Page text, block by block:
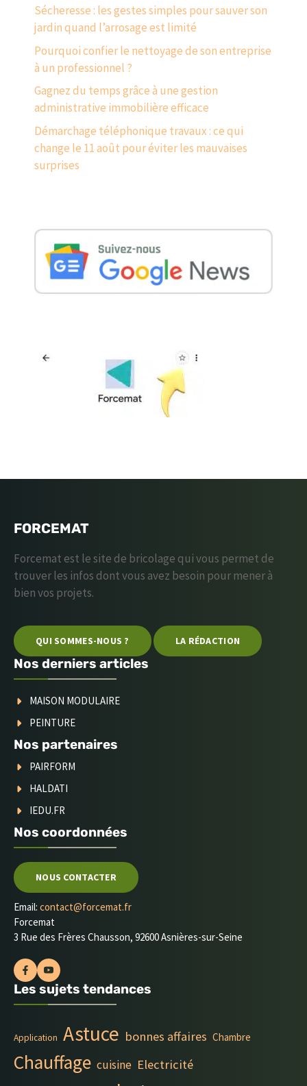
Sécheresse : les gestes simples pour sauver son
jardin quand l’arrosage est limité
Pourquoi confier le nettoyage de son entreprise
à un professionnel ?
Gagnez du temps grâce à une gestion
administrative immobilière efficace
Démarchage téléphonique travaux : ce qui
change le 11 août pour éviter les mauvaises
surprises
FORCEMAT
Forcemat est le site de bricolage qui vous permet de
trouver les infos dont vous avez besoin pour mener à
bien vos projets.
QUI SOMMES-NOUS ? LA RÉDACTION
Nos derniers articles
MAISON MODULAIRE
PEINTURE
Nos partenaires
PAIRFORM
HALDATI
IEDU.FR
Nos coordonnées
NOUS CONTACTER
Email: contact@forcemat.fr
Forcemat
3 Rue des Frères Chausson, 92600 Asnières-sur-Seine
Les sujets tendances
Application Astuce bonnes affaires Chambre
Chauffage cuisine Electricité